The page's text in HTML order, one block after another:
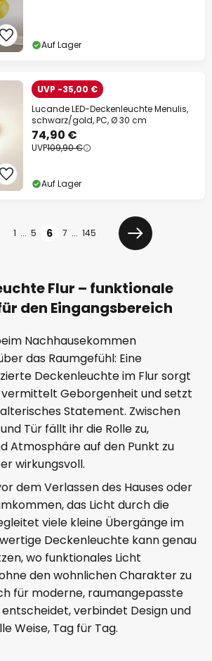
Auf Lager
UVP -35,00 €
Lucande LED-Deckenleuchte Menulis,
schwarz/gold, PC, Ø 30 cm
74,90 €
UVP109,90 €
Auf Lager
Seite
1 ... 5 6 7 ... 145
Weiter
Flur – funktionale
den Eingangsbereich
Nachhausekommen
das Raumgefühl: Eine
Deckenleuchte im Flur sorgt
Geborgenheit und setzt
Statement. Zwischen
Tür fällt ihr die Rolle zu,
Atmosphäre auf den Punkt zu
wirkungsvoll.
dem Verlassen des Hauses oder
das Licht durch die
viele kleine Übergänge im
Deckenleuchte kann genau
wo funktionales Licht
den wohnlichen Charakter zu
für moderne, raumangepasste
verbindet Design und
Weise, Tag für Tag.